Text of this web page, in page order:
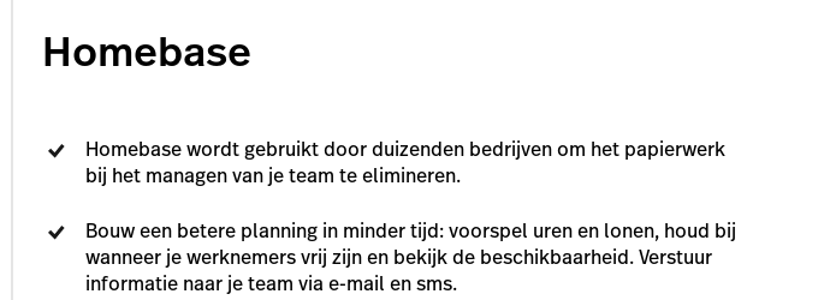
Homebase
Homebase wordt gebruikt door duizenden bedrijven om het papierwerk
bij het managen van je team te elimineren.
Bouw een betere planning in minder tijd: voorspel uren en lonen, houd bij
wanneer je werknemers vrij zijn en bekijk de beschikbaarheid. Verstuur
informatie naar je team via e-mail en sms.